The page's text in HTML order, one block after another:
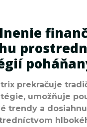
prekračuje
umožňuje
trendy a